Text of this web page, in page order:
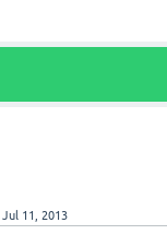
Jul 11, 2013